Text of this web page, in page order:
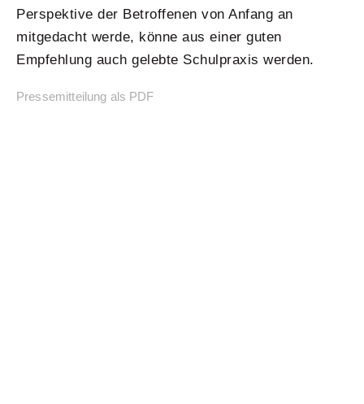
Perspektive der Betroffenen von Anfang an
mitgedacht werde, könne aus einer guten
Empfehlung auch gelebte Schulpraxis werden.
Pressemitteilung als PDF